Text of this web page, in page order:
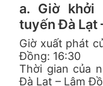
a. Giờ khởi
tuyến Đà Lạt
Giờ xuất phát
Đồng: 16:30
Thời gian của
Đà Lạt – Lâm